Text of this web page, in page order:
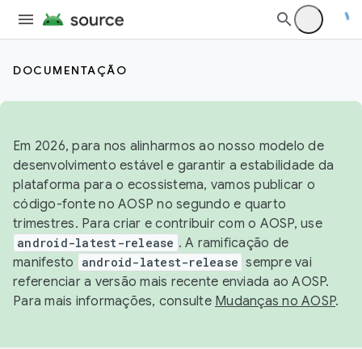
DOCUMENTAÇÃO
Em 2026, para nos alinharmos ao nosso modelo de
desenvolvimento estável e garantir a estabilidade da
plataforma para o ecossistema, vamos publicar o
código-fonte no AOSP no segundo e quarto
trimestres. Para criar e contribuir com o AOSP, use
android-latest-release . A ramificação de
manifesto
android-latest-release sempre vai
referenciar a versão mais recente enviada ao AOSP.
Para mais informações, consulte Mudanças no AOSP.